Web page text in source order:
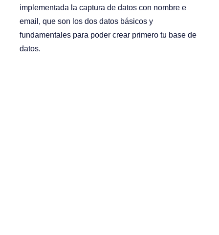
implementada la captura de datos con nombre e
email, que son los dos datos básicos y
fundamentales para poder crear primero tu base de
datos.